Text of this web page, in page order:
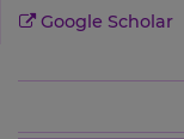
Google Scholar